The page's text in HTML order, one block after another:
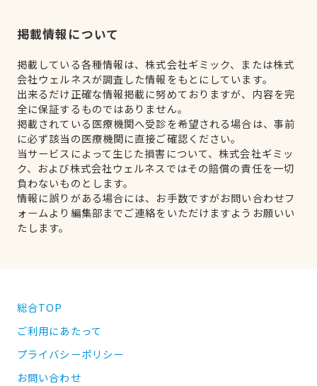
掲載情報について
掲載している各種情報は、株式会社ギミック、または株式
会社ウェルネスが調査した情報をもとにしています。
出来るだけ正確な情報掲載に努めておりますが、内容を完
全に保証するものではありません。
掲載されている医療機関へ受診を希望される場合は、事前
に必ず該当の医療機関に直接ご確認ください。
当サービスによって生じた損害について、株式会社ギミッ
ク、および株式会社ウェルネスではその賠償の責任を一切
負わないものとします。
情報に誤りがある場合には、お手数ですがお問い合わせフ
ォームより編集部までご連絡をいただけますようお願いい
たします。
総合TOP
ご利用にあたって
プライバシーポリシー
お問い合わせ